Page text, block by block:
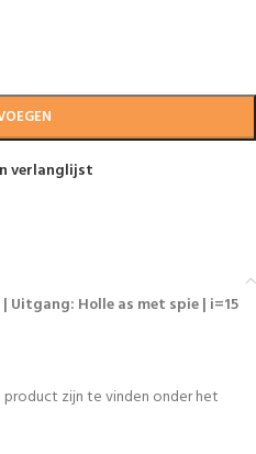
verlanglijst
Uitgang: Holle as met spie | i=15
zijn te vinden onder het